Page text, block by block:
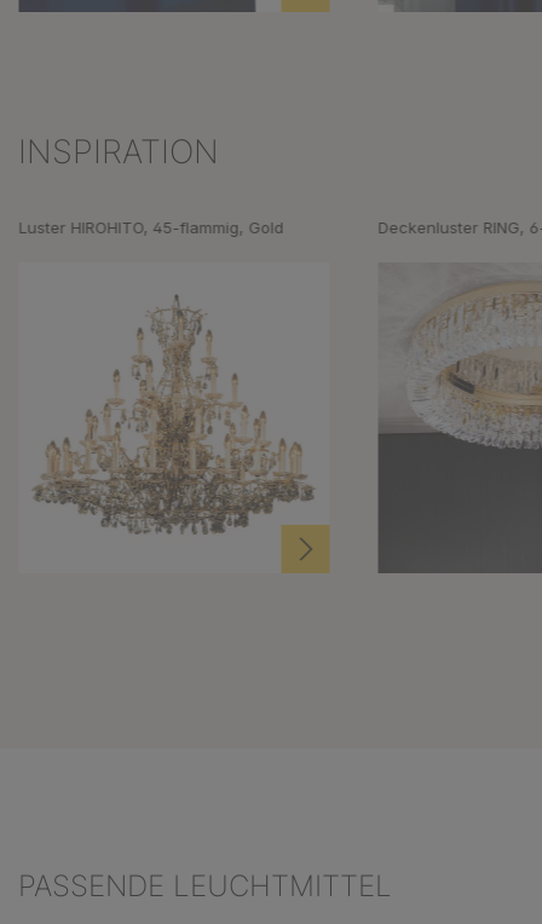
Produktgalerie überspringen
INSPIRATION
Luster HIROHITO, 45-flammig, Gold Deckenluster RING,
PASSENDE LEUCHTMITTEL